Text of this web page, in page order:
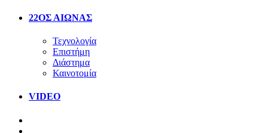
22ΟΣ ΑΙΩΝΑΣ
Τεχνολογία
Επιστήμη
Διάστημα
Καινοτομία
VIDEO